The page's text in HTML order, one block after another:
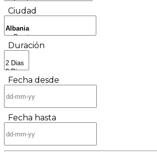
Ciudad
Duración
Fecha desde
Fecha hasta